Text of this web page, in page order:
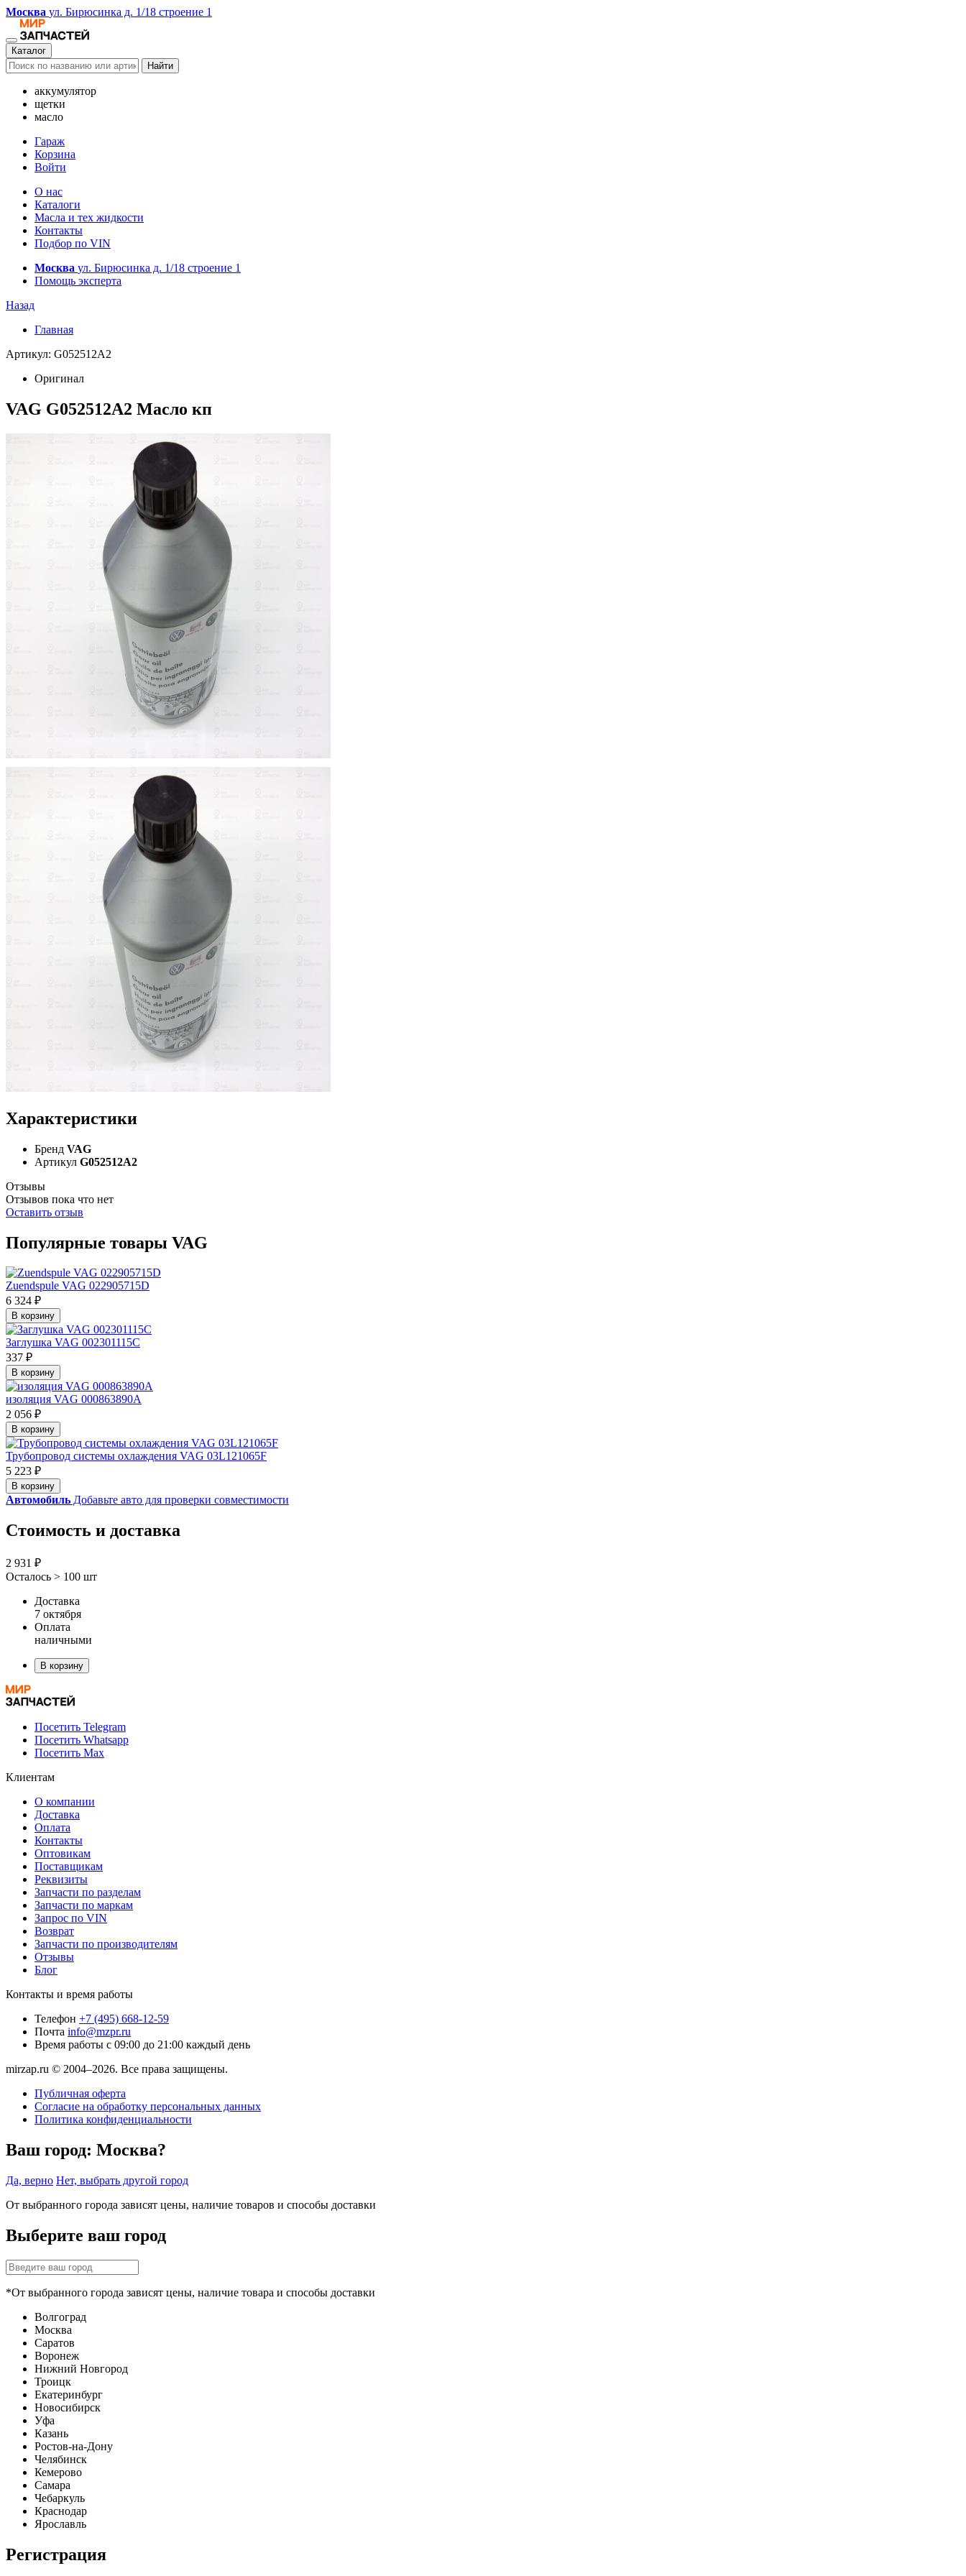
Москва ул. Бирюсинка д. 1/18 строение 1
Каталог
Найти
аккумулятор
щетки
масло
Гараж
Корзина
Войти
О нас
Каталоги
Масла и тех жидкости
Контакты
Подбор по VIN
Москва ул. Бирюсинка д. 1/18 строение 1
Помощь эксперта
Назад
Главная
Артикул: G052512A2
Оригинал
VAG G052512A2 Масло кп
Характеристики
Бренд VAG
Артикул G052512A2
Отзывы
Отзывов пока что нет
Оставить отзыв
Популярные товары VAG
Zuendspule VAG 022905715D
6 324 ₽
В корзину
Заглушка VAG 002301115C
337 ₽
В корзину
изоляция VAG 000863890A
2 056 ₽
В корзину
Трубопровод системы охлаждения VAG 03L121065F
5 223 ₽
В корзину
Автомобиль Добавьте авто для проверки совместимости
Стоимость и доставка
2 931 ₽
Осталось > 100 шт
Доставка
7 октября
Оплата
наличными
В корзину
Посетить Telegram
Посетить Whatsapp
Посетить Max
Клиентам
О компании
Доставка
Оплата
Контакты
Оптовикам
Поставщикам
Реквизиты
Запчасти по разделам
Запчасти по маркам
Запрос по VIN
Возврат
Запчасти по производителям
Отзывы
Блог
Контакты и время работы
Телефон +7 (495) 668-12-59
Почта info@mzpr.ru
Время работы с 09:00 до 21:00 каждый день
mirzap.ru © 2004–2026. Все права защищены.
Публичная оферта
Согласие на обработку персональных данных
Политика конфиденциальности
Ваш город: Москва?
Да, верно Нет, выбрать другой город
От выбранного города зависят цены, наличие товаров и способы доставки
Выберите ваш город
*От выбранного города зависят цены, наличие товара и способы доставки
Волгоград
Москва
Саратов
Воронеж
Нижний Новгород
Троицк
Екатеринбург
Новосибирск
Уфа
Казань
Ростов-на-Дону
Челябинск
Кемерово
Самара
Чебаркуль
Краснодар
Ярославль
Регистрация